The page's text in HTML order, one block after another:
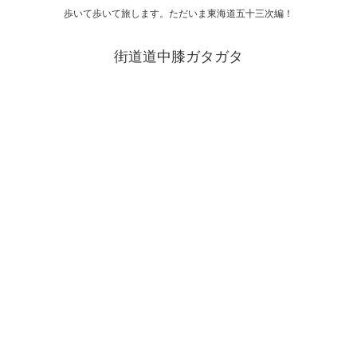
歩いて歩いて旅します。ただいま東海道五十三次編！
街道道中膝ガタガタ